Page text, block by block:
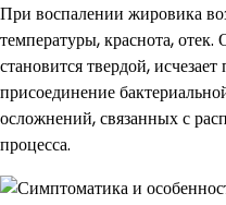
При воспалении жировика
температуры, краснота,
становится твердой,
присоединение
осложнений, связанных с
процесса.